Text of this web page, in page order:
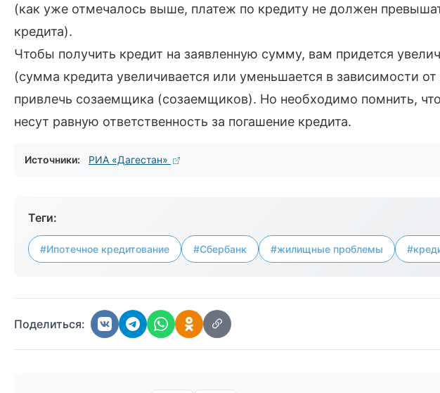
(как уже отмечалось выше, платеж по кредиту не должен
кредита).
Чтобы получить кредит на заявленную сумму, вам придется
(сумма кредита увеличивается или уменьшается в зависимости
привлечь созаемщика (созаемщиков). Но необходимо помнить,
несут равную ответственность за погашение кредита.
Источники: РИА «Дагестан»
Теги:
#Ипотечное кредитование #Сбербанк #жилищные проблемы
Поделиться: